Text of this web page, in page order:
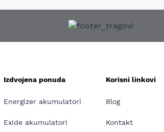
Izdvojena ponuda
Energizer akumulatori
Exide akumulatori
Korisni linkovi
Blog
Kontakt